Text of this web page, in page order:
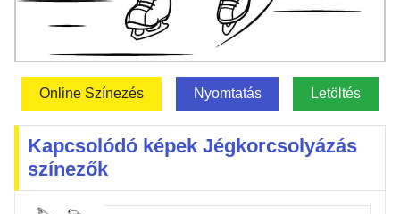
Online Színezés Nyomtatás Letöltés
Kapcsolódó képek Jégkorcsolyázás
színezők